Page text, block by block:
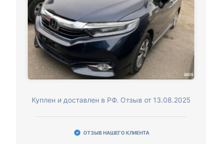
Куплен и доставлен в РФ. Отзыв от 13.08.2025
ОТЗЫВ НАШЕГО КЛИЕНТА